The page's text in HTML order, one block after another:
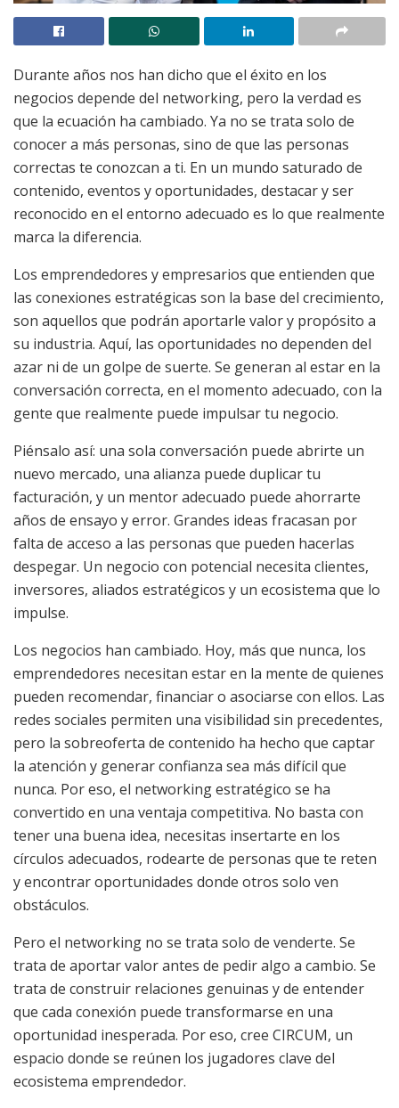
Durante años nos han dicho que el éxito en los
negocios depende del networking, pero la verdad es
que la ecuación ha cambiado. Ya no se trata solo de
conocer a más personas, sino de que las personas
correctas te conozcan a ti. En un mundo saturado de
contenido, eventos y oportunidades, destacar y ser
reconocido en el entorno adecuado es lo que realmente
marca la diferencia.
Los emprendedores y empresarios que entienden que
las conexiones estratégicas son la base del crecimiento,
son aquellos que podrán aportarle valor y propósito a
su industria. Aquí, las oportunidades no dependen del
azar ni de un golpe de suerte. Se generan al estar en la
conversación correcta, en el momento adecuado, con la
gente que realmente puede impulsar tu negocio.
Piénsalo así: una sola conversación puede abrirte un
nuevo mercado, una alianza puede duplicar tu
facturación, y un mentor adecuado puede ahorrarte
años de ensayo y error. Grandes ideas fracasan por
falta de acceso a las personas que pueden hacerlas
despegar. Un negocio con potencial necesita clientes,
inversores, aliados estratégicos y un ecosistema que lo
impulse.
Los negocios han cambiado. Hoy, más que nunca, los
emprendedores necesitan estar en la mente de quienes
pueden recomendar, financiar o asociarse con ellos. Las
redes sociales permiten una visibilidad sin precedentes,
pero la sobreoferta de contenido ha hecho que captar
la atención y generar confianza sea más difícil que
nunca. Por eso, el networking estratégico se ha
convertido en una ventaja competitiva. No basta con
tener una buena idea, necesitas insertarte en los
círculos adecuados, rodearte de personas que te reten
y encontrar oportunidades donde otros solo ven
obstáculos.
Pero el networking no se trata solo de venderte. Se
trata de aportar valor antes de pedir algo a cambio. Se
trata de construir relaciones genuinas y de entender
que cada conexión puede transformarse en una
oportunidad inesperada. Por eso, cree CIRCUM, un
espacio donde se reúnen los jugadores clave del
ecosistema emprendedor.